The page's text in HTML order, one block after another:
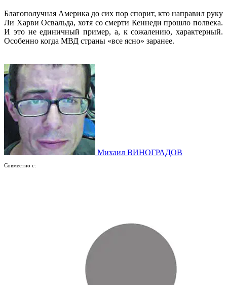
Благополучная Америка до сих пор спорит, кто направил руку
Ли Харви Освальда, хотя со смерти Кеннеди прошло полвека.
И это не единичный пример, а, к сожалению, характерный.
Особенно когда МВД страны «все ясно» заранее.
Михаил ВИНОГРАДОВ
Совместно с: